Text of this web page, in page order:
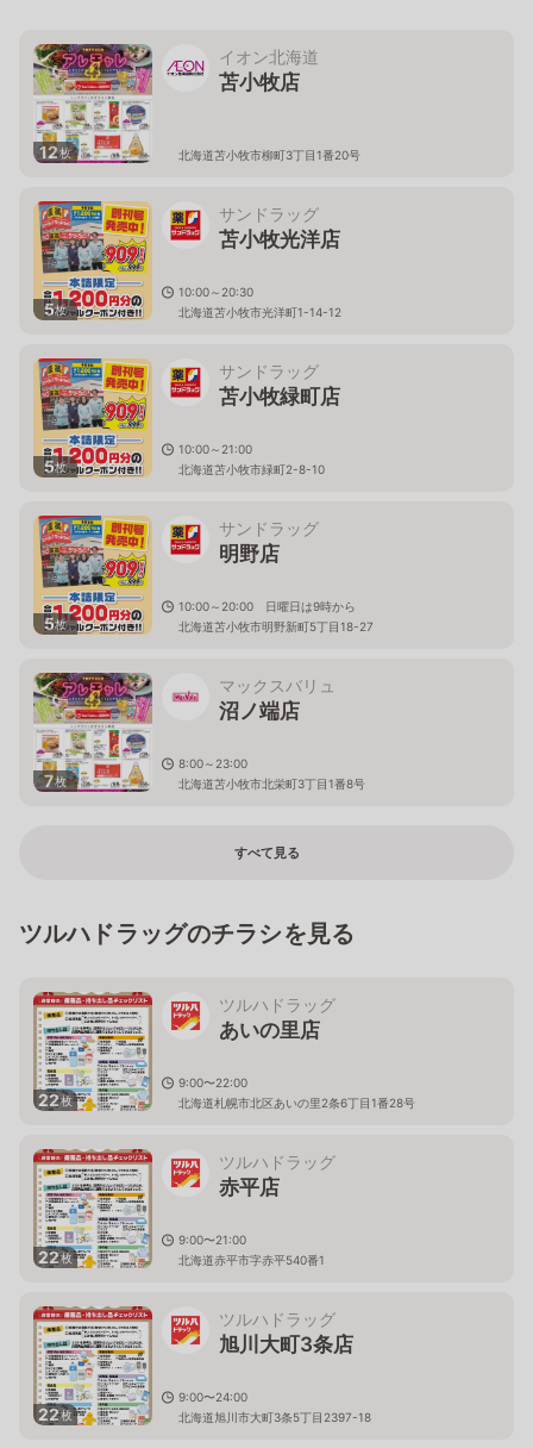
12枚
イオン北海道
苫小牧店
北海道苫小牧市柳町3丁目1番20号
5枚
サンドラッグ
苫小牧光洋店
10:00～20:30
北海道苫小牧市光洋町1-14-12
5枚
サンドラッグ
苫小牧緑町店
10:00～21:00
北海道苫小牧市緑町2-8-10
5枚
サンドラッグ
明野店
10:00～20:00 日曜日は9時から
北海道苫小牧市明野新町5丁目18-27
7枚
マックスバリュ
沼ノ端店
8:00～23:00
北海道苫小牧市北栄町3丁目1番8号
すべて見る
ツルハドラッグのチラシを見る
22枚
ツルハドラッグ
あいの里店
9:00〜22:00
北海道札幌市北区あいの里2条6丁目1番28号
22枚
ツルハドラッグ
赤平店
9:00〜21:00
北海道赤平市字赤平540番1
22枚
ツルハドラッグ
旭川大町3条店
9:00〜24:00
北海道旭川市大町3条5丁目2397-18